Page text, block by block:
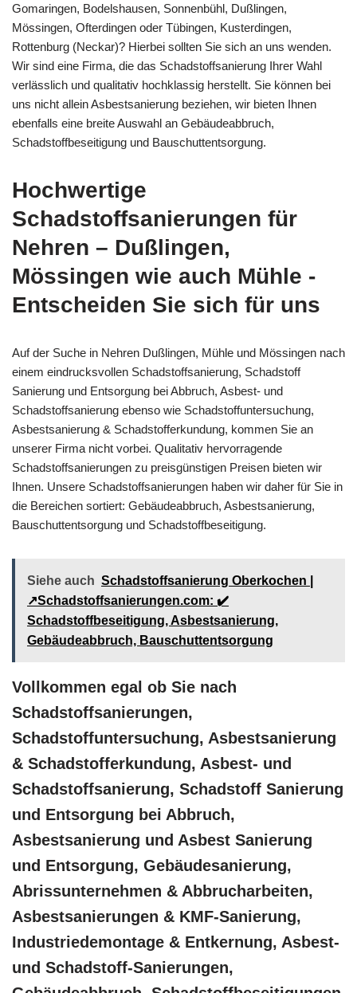
Gomaringen, Bodelshausen, Sonnenbühl, Dußlingen,
Mössingen, Ofterdingen oder Tübingen, Kusterdingen,
Rottenburg (Neckar)? Hierbei sollten Sie sich an uns wenden.
Wir sind eine Firma, die das Schadstoffsanierung Ihrer Wahl
verlässlich und qualitativ hochklassig herstellt. Sie können bei
uns nicht allein Asbestsanierung beziehen, wir bieten Ihnen
ebenfalls eine breite Auswahl an Gebäudeabbruch,
Schadstoffbeseitigung und Bauschuttentsorgung.
Hochwertige
Schadstoffsanierungen für
Nehren – Dußlingen,
Mössingen wie auch Mühle -
Entscheiden Sie sich für uns
Auf der Suche in Nehren Dußlingen, Mühle und Mössingen nach
einem eindrucksvollen Schadstoffsanierung, Schadstoff
Sanierung und Entsorgung bei Abbruch, Asbest- und
Schadstoffsanierung ebenso wie Schadstoffuntersuchung,
Asbestsanierung & Schadstofferkundung, kommen Sie an
unserer Firma nicht vorbei. Qualitativ hervorragende
Schadstoffsanierungen zu preisgünstigen Preisen bieten wir
Ihnen. Unsere Schadstoffsanierungen haben wir daher für Sie in
die Bereichen sortiert: Gebäudeabbruch, Asbestsanierung,
Bauschuttentsorgung und Schadstoffbeseitigung.
Siehe auch Schadstoffsanierung Oberkochen |
↗️Schadstoffsanierungen.com: ✔️
Schadstoffbeseitigung, Asbestsanierung,
Gebäudeabbruch, Bauschuttentsorgung
Vollkommen egal ob Sie nach
Schadstoffsanierungen,
Schadstoffuntersuchung, Asbestsanierung
& Schadstofferkundung, Asbest- und
Schadstoffsanierung, Schadstoff Sanierung
und Entsorgung bei Abbruch,
Asbestsanierung und Asbest Sanierung
und Entsorgung, Gebäudesanierung,
Abrissunternehmen & Abbrucharbeiten,
Asbestsanierungen & KMF-Sanierung,
Industriedemontage & Entkernung, Asbest-
und Schadstoff-Sanierungen,